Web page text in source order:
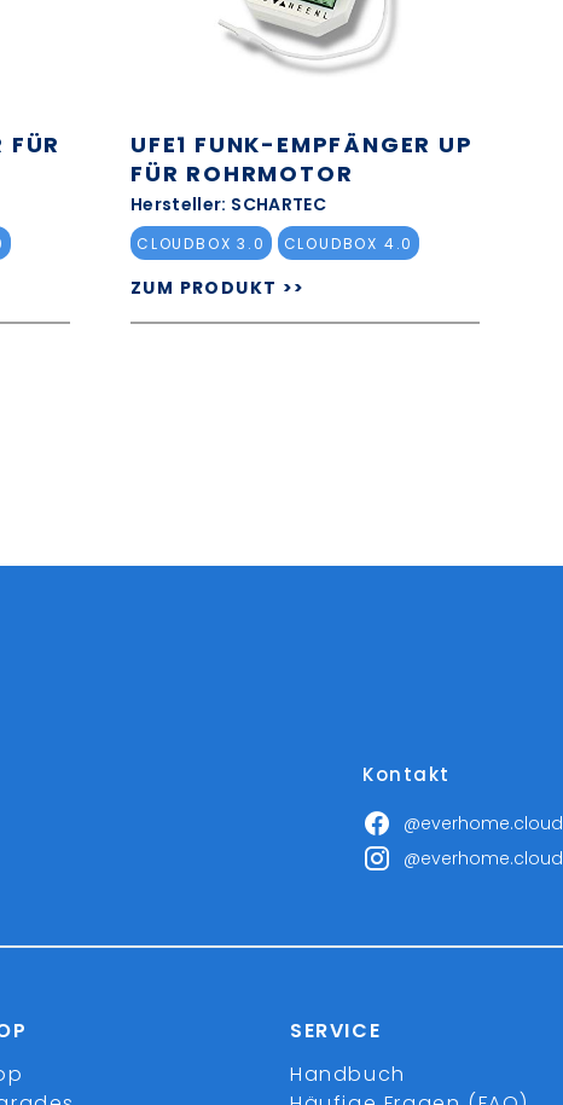
FÜR
UFE1 FUNK-EMPFÄNGER UP
FÜR ROHRMOTOR
Hersteller: SCHARTEC
CLOUDBOX 3.0 CLOUDBOX 4.0
ZUM PRODUKT >>
Kontakt
@everhome.cloud
@everhome.cloud
SERVICE
Handbuch